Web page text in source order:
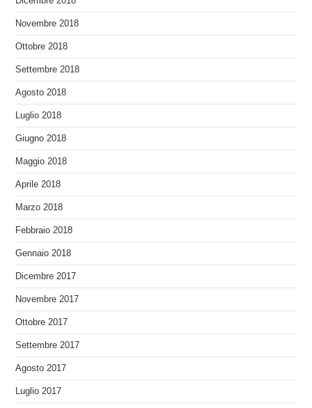
Novembre 2018
Ottobre 2018
Settembre 2018
Agosto 2018
Luglio 2018
Giugno 2018
Maggio 2018
Aprile 2018
Marzo 2018
Febbraio 2018
Gennaio 2018
Dicembre 2017
Novembre 2017
Ottobre 2017
Settembre 2017
Agosto 2017
Luglio 2017